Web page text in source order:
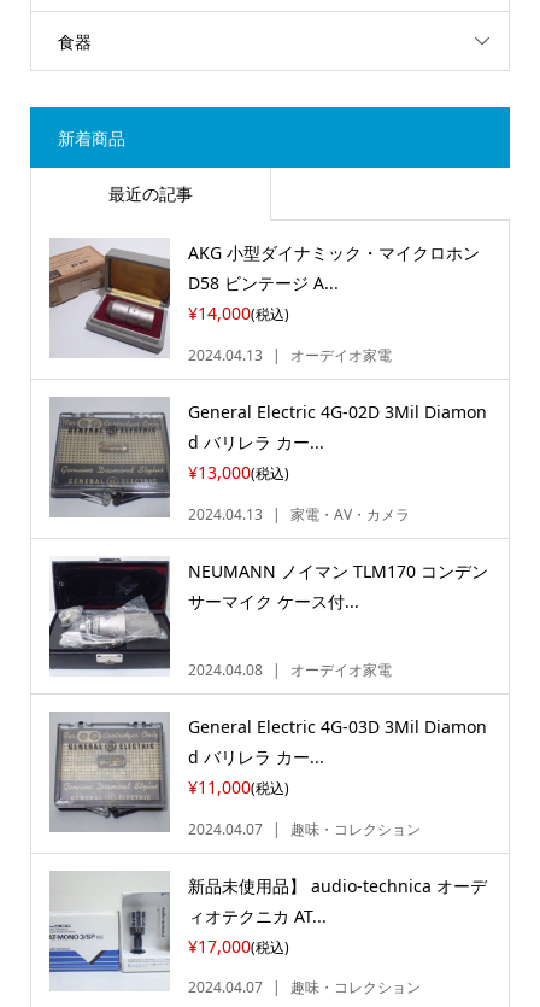
食器
新着商品
最近の記事
AKG 小型ダイナミック・マイクロホン
D58 ビンテージ A...
¥14,000(税込)
2024.04.13
オーデイオ家電
General Electric 4G-02D 3Mil Diamon
d バリレラ カー...
¥13,000(税込)
2024.04.13
家電・AV・カメラ
NEUMANN ノイマン TLM170 コンデン
サーマイク ケース付...
2024.04.08 オーデイオ家電
General Electric 4G-03D 3Mil Diamon
d バリレラ カー...
¥11,000(税込)
2024.04.07
趣味・コレクション
新品未使用品】 audio-technica オーデ
ィオテクニカ AT...
¥17,000(税込)
2024.04.07
趣味・コレクション